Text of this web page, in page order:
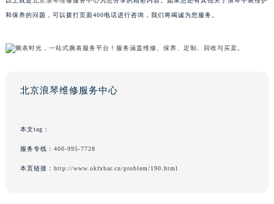
和保养的问题，可以拨打页面400电话进行咨询，我们将竭诚为您服务。
北京浪琴维修服务中心
本文tag：
服务专线： 400-995-7728
本页链接： http://www.okfxbar.cn/problem/190.html